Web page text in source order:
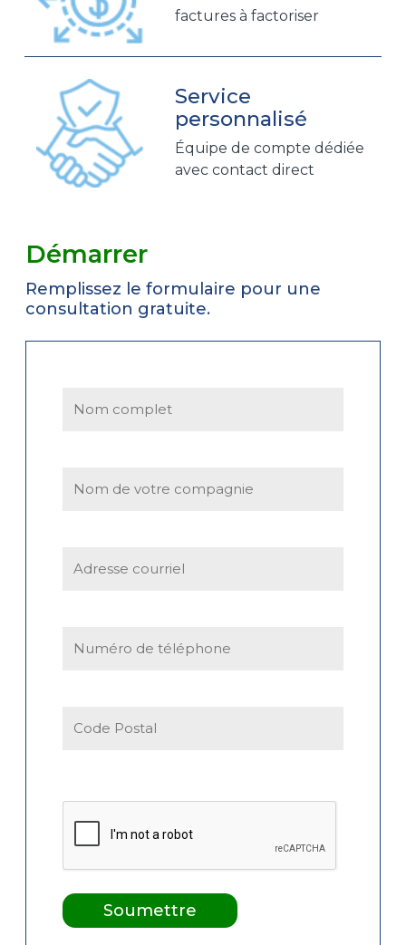
factures à factoriser
Service
personnalisé
Équipe de compte dédiée
avec contact direct
Démarrer
Remplissez le formulaire pour une
consultation gratuite.